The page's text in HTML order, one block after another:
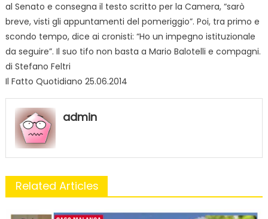
al Senato e consegna il testo scritto per la Camera, “sarò
breve, visti gli appuntamenti del pomeriggio”. Poi, tra primo e
scondo tempo, dice ai cronisti: “Ho un impegno istituzionale
da seguire”. Il suo tifo non basta a Mario Balotelli e compagni.
di Stefano Feltri
Il Fatto Quotidiano 25.06.2014
admin
Related Articles